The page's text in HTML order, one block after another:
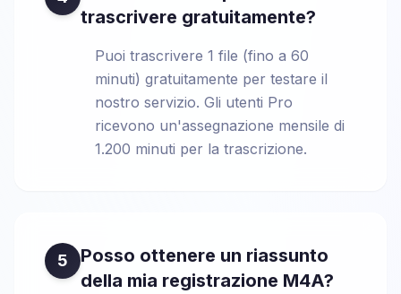
trascrivere gratuitamente?
Puoi trascrivere 1 file (fino a 60
minuti) gratuitamente per testare il
nostro servizio. Gli utenti Pro
ricevono un'assegnazione mensile di
1.200 minuti per la trascrizione.
5
Posso ottenere un riassunto
della mia registrazione M4A?